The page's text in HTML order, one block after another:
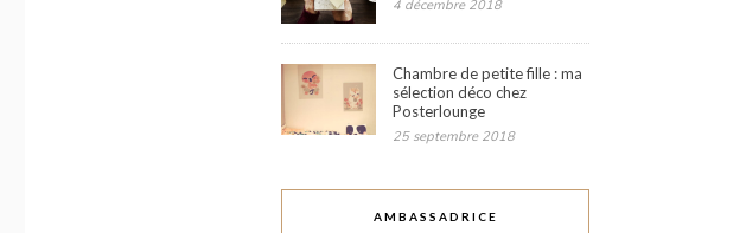
4 décembre 2018
Chambre de petite fille : ma
sélection déco chez
Posterlounge
25 septembre 2018
AMBASSADRICE